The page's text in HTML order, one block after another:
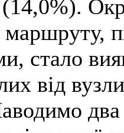
стало
від